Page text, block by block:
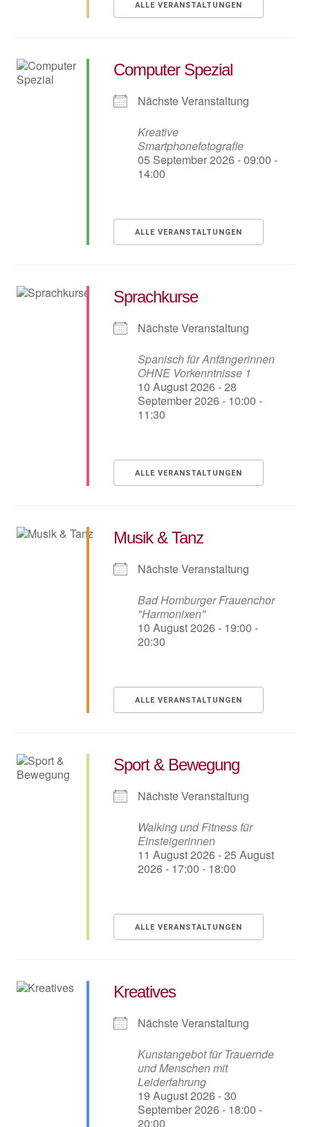
ALLE VERANSTALTUNGEN
Computer Spezial
Nächste Veranstaltung
Kreative
Smartphonefotografie
05 September 2026 - 09:00 -
14:00
ALLE VERANSTALTUNGEN
Sprachkurse
Nächste Veranstaltung
Spanisch für Anfängerinnen
OHNE Vorkenntnisse 1
10 August 2026 - 28
September 2026 - 10:00 -
11:30
ALLE VERANSTALTUNGEN
Musik & Tanz
Nächste Veranstaltung
Bad Homburger Frauenchor
"Harmonixen"
10 August 2026 - 19:00 -
20:30
ALLE VERANSTALTUNGEN
Sport & Bewegung
Nächste Veranstaltung
Walking und Fitness für
Einsteigerinnen
11 August 2026 - 25 August
2026 - 17:00 - 18:00
ALLE VERANSTALTUNGEN
Kreatives
Nächste Veranstaltung
Kunstangebot für Trauernde
und Menschen mit
Leiderfahrung
19 August 2026 - 30
September 2026 - 18:00 -
20:00